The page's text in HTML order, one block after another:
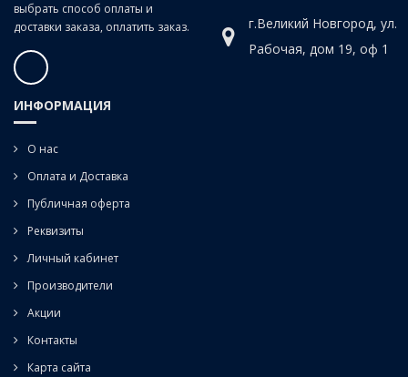
выбрать способ оплаты и
доставки заказа, оплатить заказ.
г.Великий Новгород, ул.
Рабочая, дом 19, оф 1
ИНФОРМАЦИЯ
О нас
Оплата и Доставка
Публичная оферта
Реквизиты
Личный кабинет
Производители
Акции
Контакты
Карта сайта